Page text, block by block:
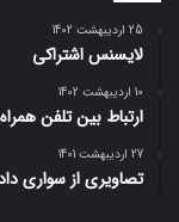
25 اردیبهشت 1402
لایسنس اشتراکی
10 اردیبهشت 1402
ارتباط بین تلفن
27 اردیبهشت 1401
تصاویری از سواری